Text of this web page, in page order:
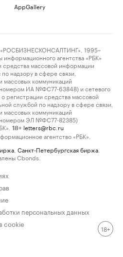
AppGallery
1995–
агентства «РБК»
средства массовой информации
надзору в сфере связи,
массовых коммуникаций
ИА №ФС77-63848) и сетевого
регистрации средства массовой
службой по надзору в сфере связи,
массовых коммуникаций
номером ЭЛ №ФС77-82385)
18+ letters@rbc.ru
агентство «РБК».
Санкт-Петербургская биржа
Cbonds.
персональных данных
cookie
18+